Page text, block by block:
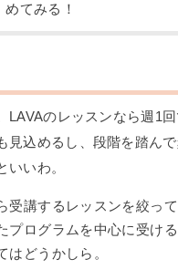
めてみる！
LAVAのレッスンなら週1
見込めるし、段階を踏ん
いいわ。
受講するレッスンを絞って
プログラムを中心に受ける
はどうかしら。